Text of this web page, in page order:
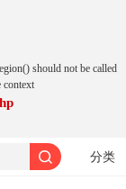
should not be called
context
分类